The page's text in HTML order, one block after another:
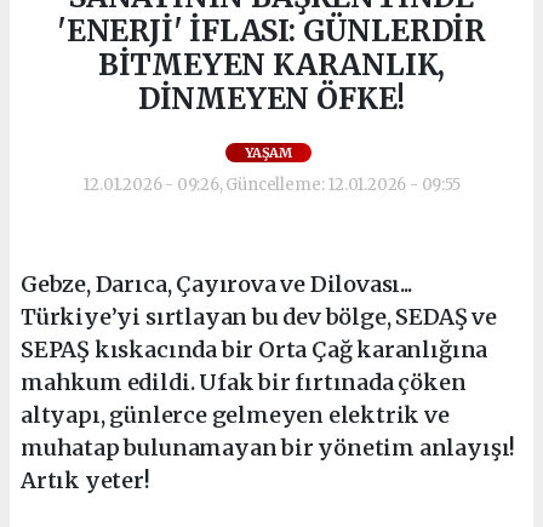
'ENERJİ' İFLASI: GÜNLERDİR
BİTMEYEN KARANLIK,
DİNMEYEN ÖFKE!
YAŞAM
12.01.2026 - 09:26, Güncelleme: 12.01.2026 - 09:55
Gebze, Darıca, Çayırova ve Dilovası...
Türkiye’yi sırtlayan bu dev bölge, SEDAŞ ve
SEPAŞ kıskacında bir Orta Çağ karanlığına
mahkum edildi. Ufak bir fırtınada çöken
altyapı, günlerce gelmeyen elektrik ve
muhatap bulunamayan bir yönetim anlayışı!
Artık yeter!